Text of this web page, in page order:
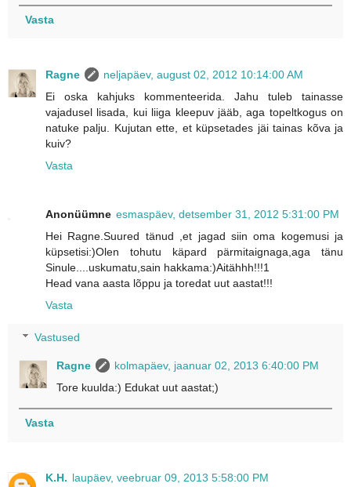
Vasta
Ragne
neljapäev, august 02, 2012 10:14:00 AM
Ei oska kahjuks kommenteerida. Jahu tuleb tainasse
vajadusel lisada, kui liiga kleepuv jääb, aga topeltkogus on
natuke palju. Kujutan ette, et küpsetades jäi tainas kõva ja
kuiv?
Vasta
Anonüümne esmaspäev, detsember 31, 2012 5:31:00 PM
Hei Ragne.Suured tänud ,et jagad siin oma kogemusi ja
küpsetisi:)Olen tohutu käpard pärmitaignaga,aga tänu
Sinule....uskumatu,sain hakkama:)Aitähhh!!!1
Head vana aasta lõppu ja toredat uut aastat!!!
Vasta
Vastused
Ragne
kolmapäev, jaanuar 02, 2013 6:40:00 PM
Tore kuulda:) Edukat uut aastat;)
Vasta
K.H. laupäev, veebruar 09, 2013 5:58:00 PM